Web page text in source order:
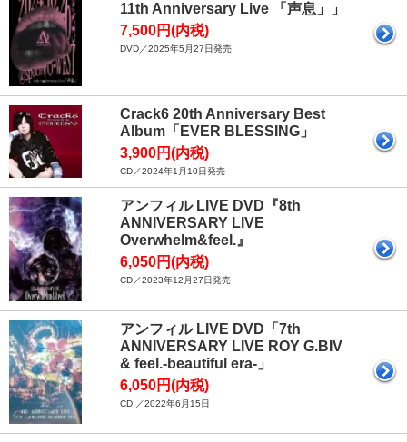
11th Anniversary Live 「声息」」
7,500円(内税)
DVD／2025年5月27日発売
Crack6 20th Anniversary Best
Album「EVER BLESSING」
3,900円(内税)
CD／2024年1月10日発売
アンフィル LIVE DVD『8th
ANNIVERSARY LIVE
Overwhelm&feel.』
6,050円(内税)
CD／2023年12月27日発売
アンフィル LIVE DVD「7th
ANNIVERSARY LIVE ROY G.BIV
& feel.-beautiful era-」
6,050円(内税)
CD ／2022年6月15日